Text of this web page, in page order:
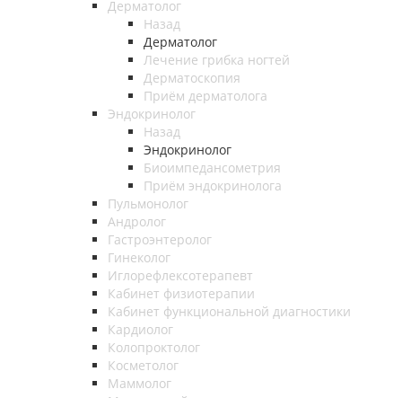
Дерматолог
Назад
Дерматолог
Лечение грибка ногтей
Дерматоскопия
Приём дерматолога
Эндокринолог
Назад
Эндокринолог
Биоимпедансометрия
Приём эндокринолога
Пульмонолог
Андролог
Гастроэнтеролог
Гинеколог
Иглорефлексотерапевт
Кабинет физиотерапии
Кабинет функциональной диагностики
Кардиолог
Колопроктолог
Косметолог
Маммолог